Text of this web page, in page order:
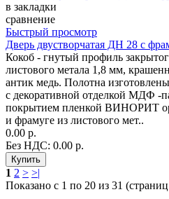
в закладки
сравнение
Быстрый просмотр
Дверь двустворчатая ДН 28 с
Кокоб - гнутый профиль
листового метала 1,8 мм,
антик медь. Полотна
с декоративной отделкой МДФ -
покрытием пленкой ВИНОРИТ
и фрамуге из листового мет..
0.00 р.
Без НДС: 0.00 р.
1 2 > >|
Показано с 1 по 20 из 31